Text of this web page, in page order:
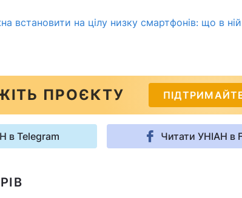
встановити на цілу низку смартфонів: що в
ПРОЄКТУ
в Telegram Читати УНІАН в